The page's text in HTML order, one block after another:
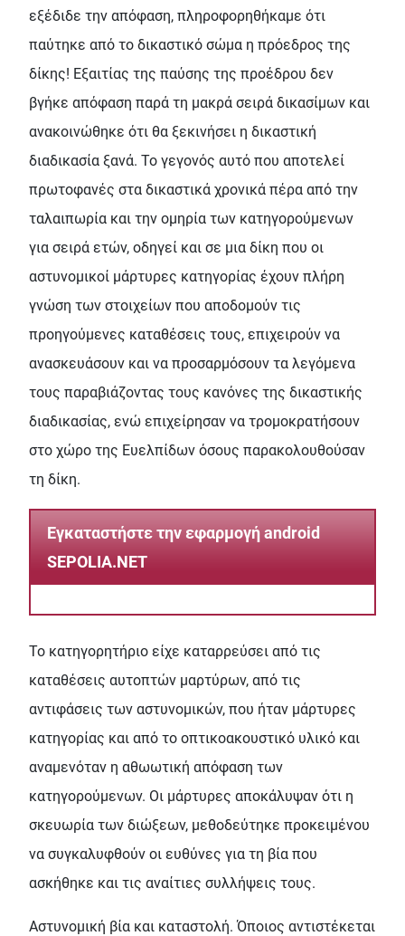
εξέδιδε την απόφαση, πληροφορηθήκαµε ότι
παύτηκε από το δικαστικό σώµα η πρόεδρος της
δίκης! Εξαιτίας της παύσης της προέδρου δεν
βγήκε απόφαση παρά τη µακρά σειρά δικασίµων και
ανακοινώθηκε ότι θα ξεκινήσει η δικαστική
διαδικασία ξανά. Το γεγονός αυτό που αποτελεί
πρωτοφανές στα δικαστικά χρονικά πέρα από την
ταλαιπωρία και την οµηρία των κατηγορούµενων
για σειρά ετών, οδηγεί και σε µια δίκη που οι
αστυνοµικοί µάρτυρες κατηγορίας έχουν πλήρη
γνώση των στοιχείων που αποδοµούν τις
προηγούµενες καταθέσεις τους, επιχειρούν να
ανασκευάσουν και να προσαρµόσουν τα λεγόµενα
τους παραβιάζοντας τους κανόνες της δικαστικής
διαδικασίας, ενώ επιχείρησαν να τροµοκρατήσουν
στο χώρο της Ευελπίδων όσους παρακολουθούσαν
τη δίκη.
Εγκαταστήστε την εφαρμογή android
SEPOLIA.NET
Το κατηγορητήριο είχε καταρρεύσει από τις
καταθέσεις αυτοπτών µαρτύρων, από τις
αντιφάσεις των αστυνοµικών, που ήταν µάρτυρες
κατηγορίας και από το οπτικοακουστικό υλικό και
αναµενόταν η αθωωτική απόφαση των
κατηγορούµενων. Οι µάρτυρες αποκάλυψαν ότι η
σκευωρία των διώξεων, µεθοδεύτηκε προκειµένου
να συγκαλυφθούν οι ευθύνες για τη βία που
ασκήθηκε και τις αναίτιες συλλήψεις τους.
Αστυνοµική βία και καταστολή. Όποιος αντιστέκεται